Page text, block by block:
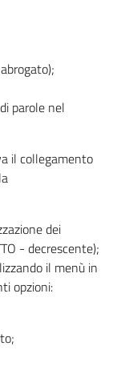
parole nel
il collegamento
dei
- decrescente);
il menù in
opzioni: